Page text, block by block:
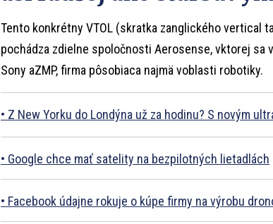
Tento konkrétny VTOL (skratka zanglického vertical
pochádza zdielne spoločnosti Aerosense, vktorej sa
Sony aZMP, firma pôsobiaca najmä voblasti robotiky.
Z New Yorku do Londýna už za hodinu? S novým
Google chce mať satelity na bezpilotných lietadlách
Facebook údajne rokuje o kúpe firmy na výrobu